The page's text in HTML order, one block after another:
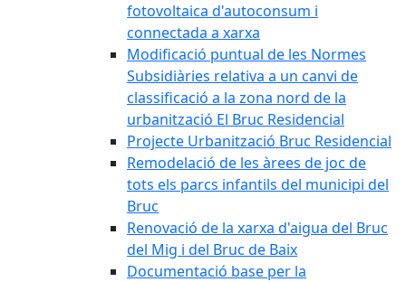
fotovoltaica d'autoconsum i
connectada a xarxa
Modificació puntual de les Normes
Subsidiàries relativa a un canvi de
classificació a la zona nord de la
urbanització El Bruc Residencial
Projecte Urbanització Bruc Residencial
Remodelació de les àrees de joc de
tots els parcs infantils del municipi del
Bruc
Renovació de la xarxa d'aigua del Bruc
del Mig i del Bruc de Baix
Documentació base per la